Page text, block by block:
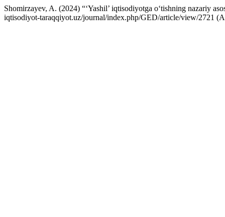
Shomirzayev, A. (2024) “‘Yashil’ iqtisodiyotga o‘tishning nazariy
iqtisodiyot-taraqqiyot.uz/journal/index.php/GED/article/view/2721